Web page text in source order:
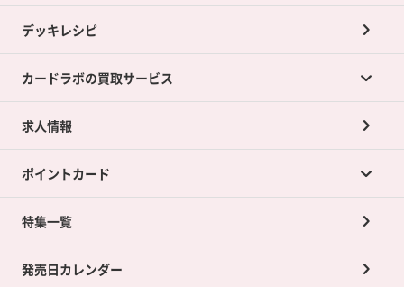
デッキレシピ
カードラボの買取サービス
カードラボの買取サービスTOP
店舗買取について
ネット買取について
買取承諾書について
求人情報
ポイントカード
ポイントカードTOP
ポイント交換景品
特集一覧
発売日カレンダー